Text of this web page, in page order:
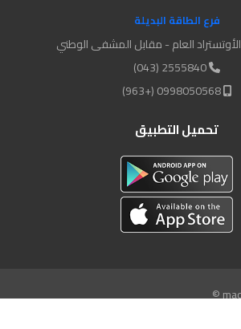
فرع الطاقة البديلة
العام - مقابل المشفى الوطني
2555840 (043)
تحميل التطبيق
©